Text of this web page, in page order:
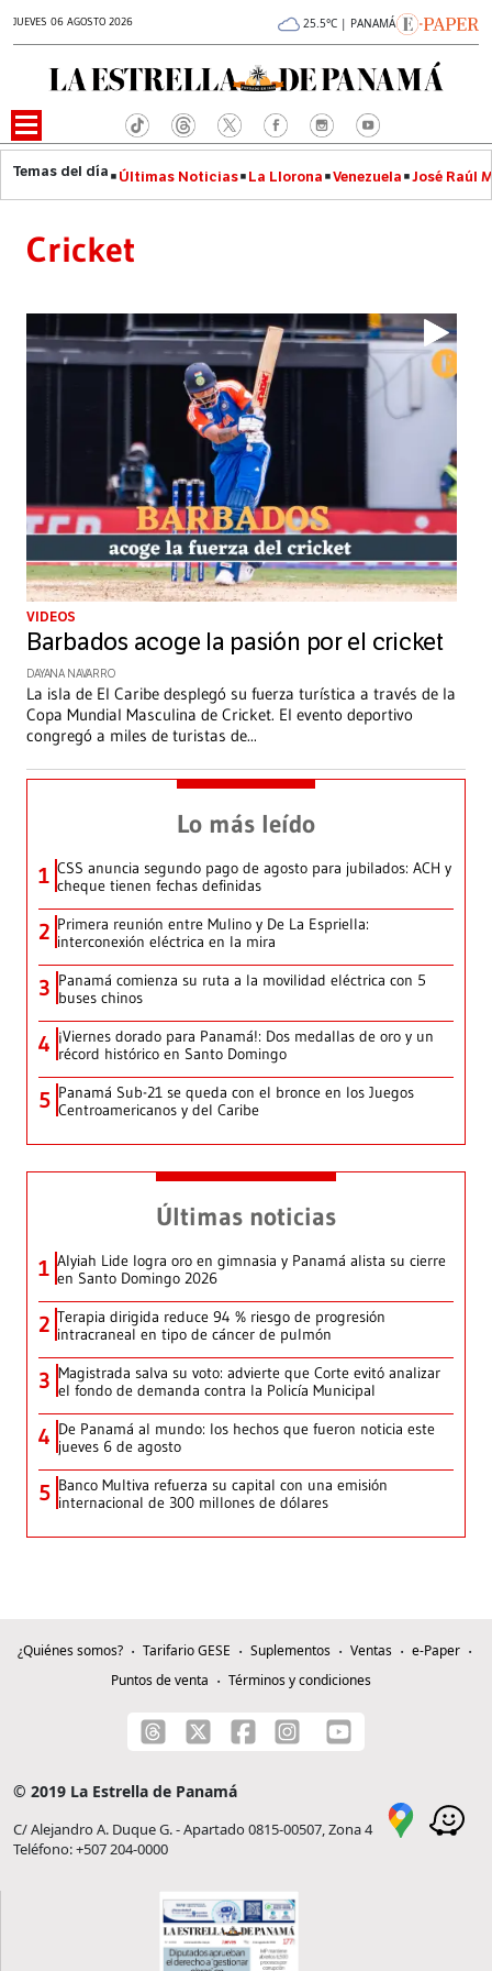
JUEVES 06 AGOSTO 2026 25.5°C | PANAMÁ
Últimas Noticias La Llorona Venezuela José Raúl
Cricket
VIDEOS
Barbados acoge la pasión por el cricket
DAYANA NAVARRO
La isla de El Caribe desplegó su fuerza turística a través de la
Copa Mundial Masculina de Cricket. El evento deportivo
congregó a miles de turistas de...
Lo más leído
1 CSS anuncia segundo pago de agosto para jubilados: ACH y
cheque tienen fechas definidas
2 Primera reunión entre Mulino y De La Espriella:
interconexión eléctrica en la mira
3 Panamá comienza su ruta a la movilidad eléctrica con 5
buses chinos
4 ¡Viernes dorado para Panamá!: Dos medallas de oro y un
récord histórico en Santo Domingo
5 Panamá Sub-21 se queda con el bronce en los Juegos
Centroamericanos y del Caribe
Últimas noticias
1 Alyiah Lide logra oro en gimnasia y Panamá alista su cierre
en Santo Domingo 2026
2 Terapia dirigida reduce 94 % riesgo de progresión
intracraneal en tipo de cáncer de pulmón
3 Magistrada salva su voto: advierte que Corte evitó analizar
el fondo de demanda contra la Policía Municipal
4 De Panamá al mundo: los hechos que fueron noticia este
jueves 6 de agosto
5 Banco Multiva refuerza su capital con una emisión
internacional de 300 millones de dólares
¿Quiénes somos? Tarifario GESE Suplementos Ventas
e-Paper
Puntos de venta
Términos y condiciones
© 2019 La Estrella de Panamá
C/ Alejandro A. Duque G. - Apartado 0815-00507, Zona 4
Teléfono: +507 204-0000